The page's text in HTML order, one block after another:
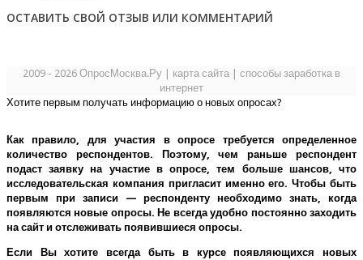
ОСТАВИТЬ СВОЙ ОТЗЫВ ИЛИ КОММЕНТАРИЙ
2009 - 2026 ОпросМосква.Ру карта сайта
способы заработка в
интернет
Хотите первым получать информацию о новых опросах?
Как правило, для участия в опросе требуется определенное
количество респондентов. Поэтому, чем раньше респондент
подаст заявку на участие в опросе, тем больше шансов, что
исследовательская компания пригласит именно его.Чтобы быть
первым при записи — респонденту необходимо знать, когда
появляются новые опросы. Не всегда удобно постоянно заходить
на сайт и отслеживать появившиеся опросы.
Если Вы хотите всегда быть в курсе появляющихся новых